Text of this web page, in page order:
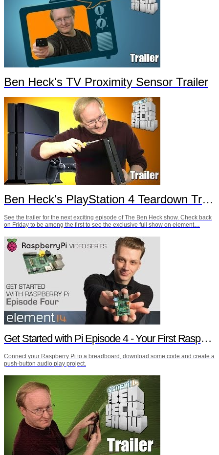
Ben Heck's TV Proximity Sensor Trailer
Ben Heck's PlayStation 4 Teardown Trailer
See the trailer for the next exciting episode of The Ben Heck show. Check back
on Friday to be among the first to see the exclusive full show on element…
Get Started with Pi Episode 4 - Your First Raspberry Pi Project
Connect your Raspberry Pi to a breadboard, download some code and create a
push-button audio play project.